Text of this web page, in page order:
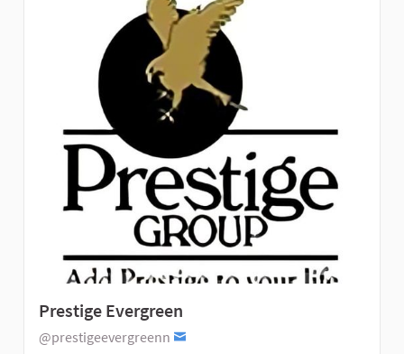
Prestige Evergreen
@prestigeevergreenn